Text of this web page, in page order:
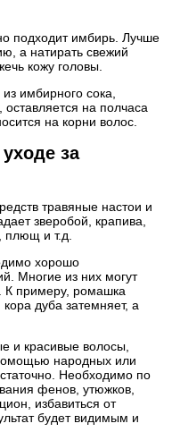
подходит имбирь. Лучше
а натирать свежий
кожу головы.
имбирного сока,
на полчаса
на корни волос.
за
травяные настои и
зверобой, крапива,
и т.д.
хорошо
Многие из них могут
К примеру, ромашка
дуба затемняет, а
и красивые волосы,
народных или
Необходимо по
фенов, утюжков,
избавиться от
будет видимым и